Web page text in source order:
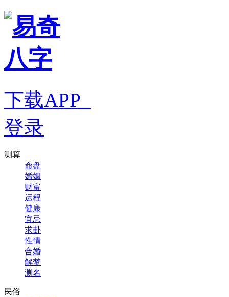
下载APP
登录
测算
命盘
婚姻
财富
运程
健康
宜忌
求卦
性情
合婚
解梦
测名
民俗